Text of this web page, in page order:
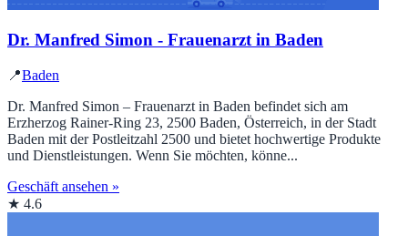
Dr. Manfred Simon - Frauenarzt in Baden
📍Baden
Dr. Manfred Simon – Frauenarzt in Baden befindet sich am
Erzherzog Rainer-Ring 23, 2500 Baden, Österreich, in der Stadt
Baden mit der Postleitzahl 2500 und bietet hochwertige Produkte
und Dienstleistungen. Wenn Sie möchten, könne...
Geschäft ansehen »
★ 4.6